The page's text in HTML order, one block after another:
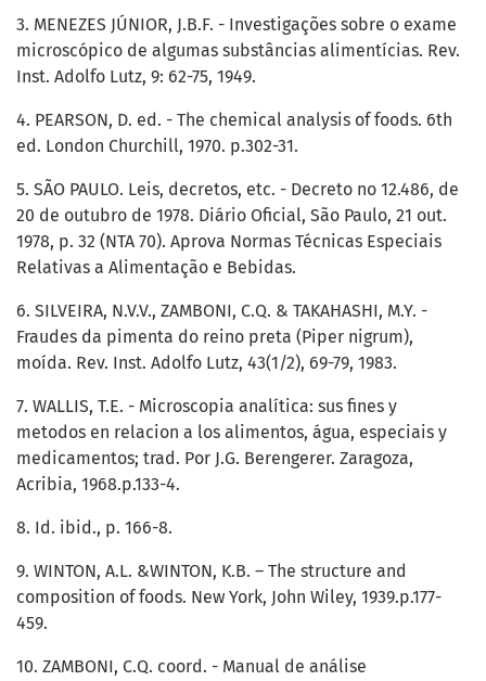
3. MENEZES JÚNIOR, J.B.F. - Investigações sobre o exame
microscópico de algumas substâncias alimentícias. Rev.
Inst. Adolfo Lutz, 9: 62-75, 1949.
4. PEARSON, D. ed. - The chemical analysis of foods. 6th
ed. London Churchill, 1970. p.302-31.
5. SÃO PAULO. Leis, decretos, etc. - Decreto no 12.486, de
20 de outubro de 1978. Diário Oficial, São Paulo, 21 out.
1978, p. 32 (NTA 70). Aprova Normas Técnicas Especiais
Relativas a Alimentação e Bebidas.
6. SILVEIRA, N.V.V., ZAMBONI, C.Q. & TAKAHASHI, M.Y. -
Fraudes da pimenta do reino preta (Piper nigrum),
moída. Rev. Inst. Adolfo Lutz, 43(1/2), 69-79, 1983.
7. WALLIS, T.E. - Microscopia analítica: sus fines y
metodos en relacion a los alimentos, água, especiais y
medicamentos; trad. Por J.G. Berengerer. Zaragoza,
Acribia, 1968.p.133-4.
8. Id. ibid., p. 166-8.
9. WINTON, A.L. &WINTON, K.B. – The structure and
composition of foods. New York, John Wiley, 1939.p.177-
459.
10. ZAMBONI, C.Q. coord. - Manual de análise